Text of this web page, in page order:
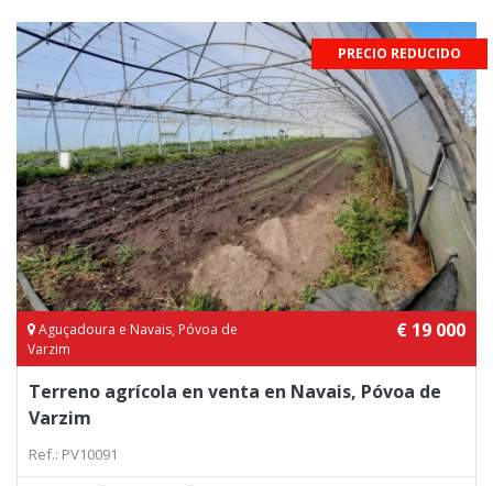
PRECIO REDUCIDO
Aguçadoura e Navais, Póvoa de
Varzim
€ 19 000
Terreno agrícola en venta en Navais, Póvoa de
Varzim
Ref.: PV10091